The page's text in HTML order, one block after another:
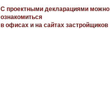
С проектными декларациями можно
ознакомиться
в офисах и на сайтах застройщиков